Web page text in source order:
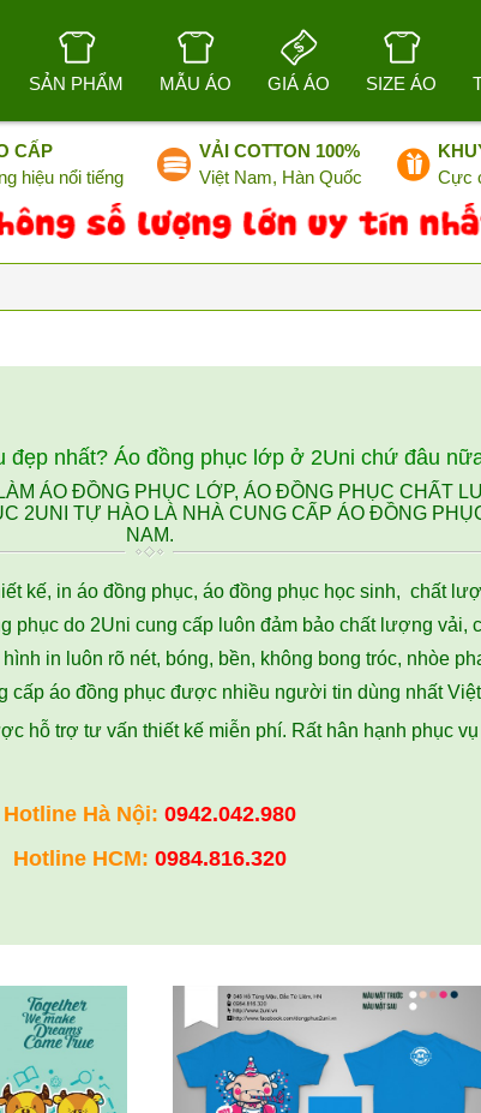
SẢN PHẨM MẪU ÁO GIÁ ÁO SIZE ÁO
CẤP
hiệu nổi tiếng
VẢI COTTON 100%
Việt Nam, Hàn Quốc
Cực
đẹp nhất? Áo đồng phục lớp ở 2Uni chứ đâu
ÁO ĐỒNG PHỤC LỚP, ÁO ĐỒNG PHỤC CHẤT
2UNI TỰ HÀO LÀ NHÀ CUNG CẤP ÁO ĐỒNG
NAM.
kế, in áo đồng phục, áo đồng phục học sinh, chất
phục do 2Uni cung cấp luôn đảm bảo chất lượng vải,
in luôn rõ nét, bóng, bền, không bong tróc, nhòe
cấp áo đồng phục được nhiều người tin dùng nhất
hỗ trợ tư vấn thiết kế miễn phí. Rất hân hạnh phục
Hotline Hà Nội:0942.042.980
Hotline HCM:0984.816.320